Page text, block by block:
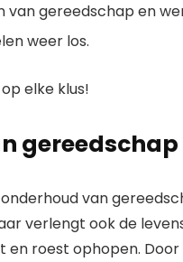
van gereedschap en
weer los.
elke klus!
gereedschap
van
verlengt ook de
roest ophopen.